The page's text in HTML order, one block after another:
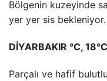
Bölgenin kuzeyinde
yer yer sis bekleniyor.
DİYARBAKIR °C, 18°C
Parçalı ve hafif bulutlu